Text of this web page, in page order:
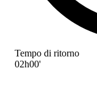
Tempo di ritorno
02h00'